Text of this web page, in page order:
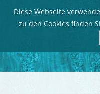
Diese Webseite
zu den Cookies finden